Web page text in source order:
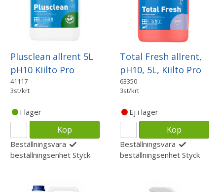
Plusclean allrent 5L
pH10 Kiilto Pro
41117
3st/krt
I lager
Köp
Beställningsvara
beställningsenhet Styck
Total Fresh allrent,
pH10, 5L, Kiilto Pro
63350
3st/krt
Ej i lager
Köp
Beställningsvara
beställningsenhet Styck